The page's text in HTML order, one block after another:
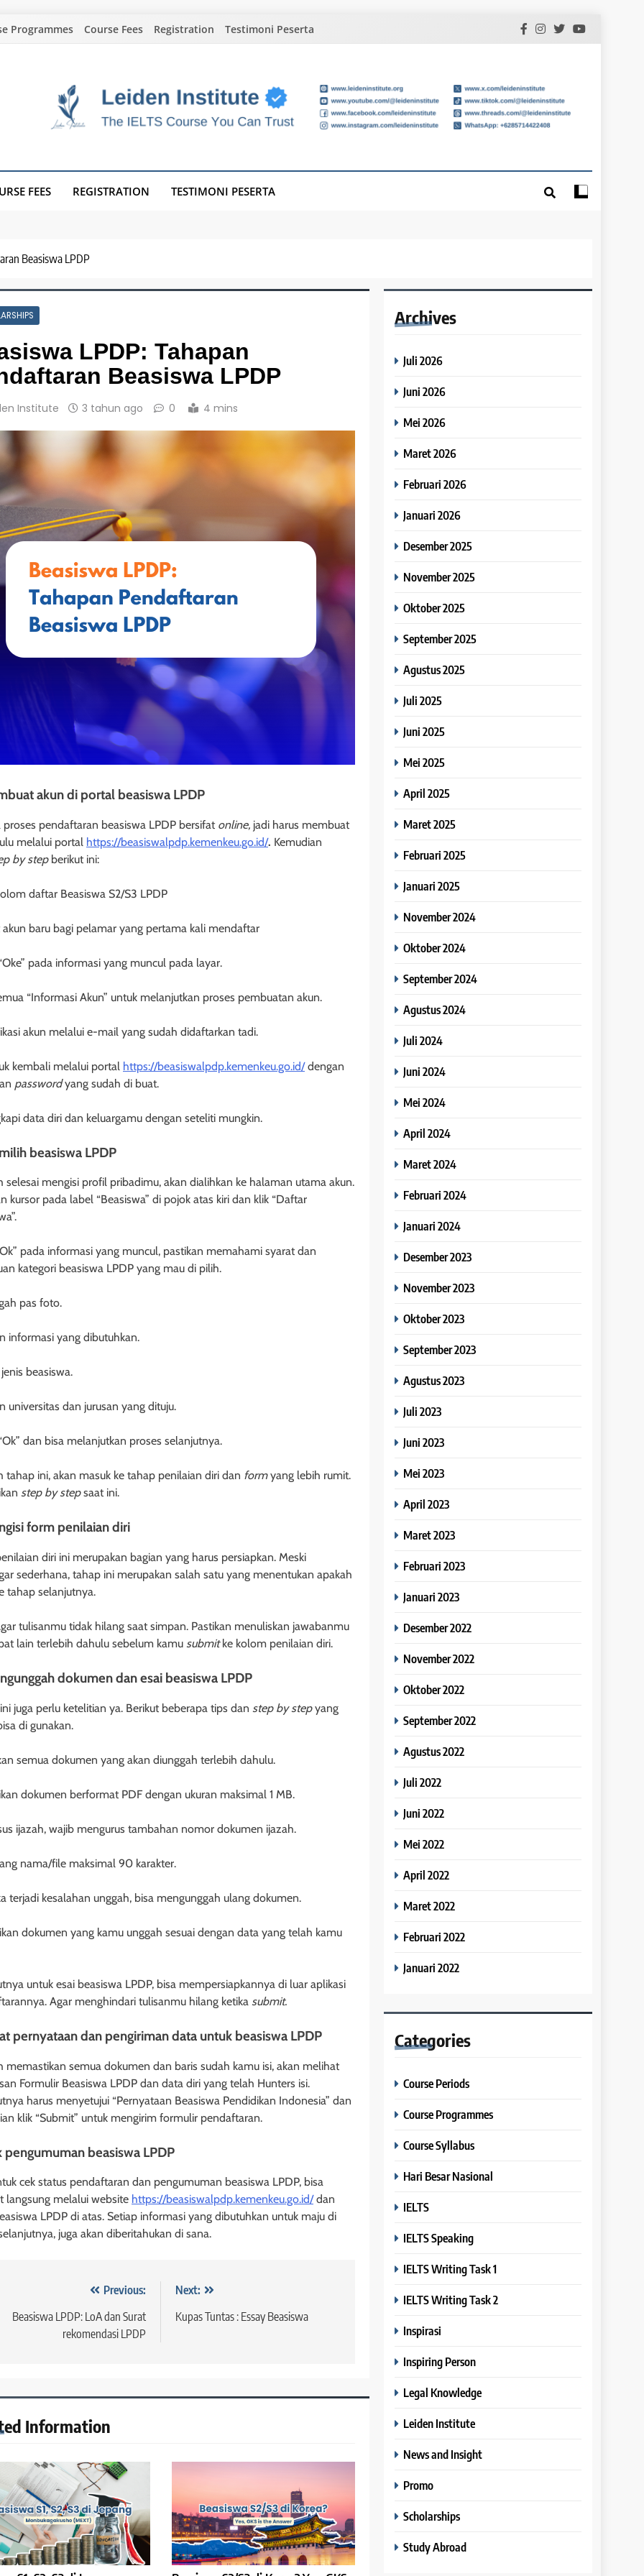
Programmes Course Fees Registration Testimoni Peserta
FEES REGISTRATION TESTIMONI PESERTA
Beasiswa LPDP
LPDP: Tahapan
Beasiswa LPDP
Institute 3 tahun ago 0 4 mins
akun di portal beasiswa LPDP
proses pendaftaran beasiswa LPDP bersifat online, jadi harus membuat
melalui portal https://beasiswalpdp.kemenkeu.go.id/. Kemudian
by step berikut ini:
daftar Beasiswa S2/S3 LPDP
akun baru bagi pelamar yang pertama kali mendaftar
pada informasi yang muncul pada layar.
“Informasi Akun” untuk melanjutkan proses pembuatan akun.
akun melalui e-mail yang sudah didaftarkan tadi.
kembali melalui portal https://beasiswalpdp.kemenkeu.go.id/dengan
passwordyang sudah di buat.
data diri dan keluargamu dengan seteliti mungkin.
beasiswa LPDP
selesai mengisi profil pribadimu, akan dialihkan ke halaman utama akun.
kursor pada label “Beasiswa” di pojok atas kiri dan klik “Daftar
pada informasi yang muncul, pastikan memahami syarat dan
kategori beasiswa LPDP yang mau di pilih.
pas foto.
informasi yang dibutuhkan.
beasiswa.
universitas dan jurusan yang dituju.
dan bisa melanjutkan proses selanjutnya.
tahap ini, akan masuk ke tahap penilaian diri dan formyang lebih rumit.
step by stepsaat ini.
form penilaian diri
diri ini merupakan bagian yang harus persiapkan. Meski
sederhana, tahap ini merupakan salah satu yang menentukan apakah
tahap selanjutnya.
tulisanmu tidak hilang saat simpan. Pastikan menuliskan jawabanmu
lain terlebih dahulu sebelum kamu submit ke kolom penilaian diri.
dokumen dan esai beasiswa LPDP
juga perlu ketelitian ya. Berikut beberapa tips dan step by stepyang
di gunakan.
semua dokumen yang akan diunggah terlebih dahulu.
dokumen berformat PDF dengan ukuran maksimal 1 MB.
ijazah, wajib mengurus tambahan nomor dokumen ijazah.
nama/file maksimal 90 karakter.
terjadi kesalahan unggah, bisa mengunggah ulang dokumen.
dokumen yang kamu unggah sesuai dengan data yang telah kamu
untuk esai beasiswa LPDP, bisa mempersiapkannya di luar aplikasi
Agar menghindari tulisanmu hilang ketika submit.
pernyataan dan pengiriman data untuk beasiswa LPDP
memastikan semua dokumen dan baris sudah kamu isi, akan melihat
Formulir Beasiswa LPDP dan data diri yang telah Hunters isi.
harus menyetujui “Pernyataan Beasiswa Pendidikan Indonesia” dan
klik “Submit” untuk mengirim formulir pendaftaran.
pengumuman beasiswa LPDP
cek status pendaftaran dan pengumuman beasiswa LPDP, bisa
langsung melalui website https://beasiswalpdp.kemenkeu.go.id/dan
LPDP di atas. Setiap informasi yang dibutuhkan untuk maju di
juga akan diberitahukan di sana.
Previous:
Beasiswa LPDP: LoA dan Surat
rekomendasi LPDP
Next:
Kupas Tuntas : Essay Beasiswa
Information
Archives
Juli 2026
Juni 2026
Mei 2026
Maret 2026
Februari 2026
Januari 2026
Desember 2025
November 2025
Oktober 2025
September 2025
Agustus 2025
Juli 2025
Juni 2025
Mei 2025
April 2025
Maret 2025
Februari 2025
Januari 2025
November 2024
Oktober 2024
September 2024
Agustus 2024
Juli 2024
Juni 2024
Mei 2024
April 2024
Maret 2024
Februari 2024
Januari 2024
Desember 2023
November 2023
Oktober 2023
September 2023
Agustus 2023
Juli 2023
Juni 2023
Mei 2023
April 2023
Maret 2023
Februari 2023
Januari 2023
Desember 2022
November 2022
Oktober 2022
September 2022
Agustus 2022
Juli 2022
Juni 2022
Mei 2022
April 2022
Maret 2022
Februari 2022
Januari 2022
Categories
Course Periods
Course Programmes
Course Syllabus
Hari Besar Nasional
IELTS
IELTS Speaking
IELTS Writing Task 1
IELTS Writing Task 2
Inspirasi
Inspiring Person
Legal Knowledge
Leiden Institute
News and Insight
Promo
Scholarships
Study Abroad